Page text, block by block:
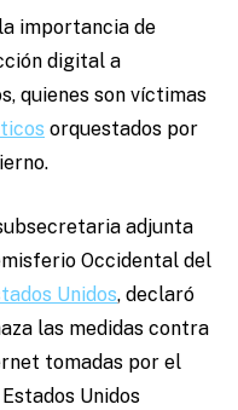
importancia de
digital a
quienes son víctimas
orquestados por
adjunta
Occidental del
Unidos, declaró
las medidas contra
tomadas por el
Unidos